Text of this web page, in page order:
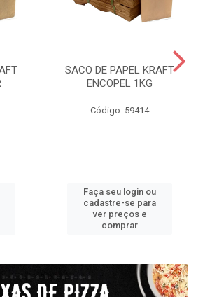
SACO DE PAPEL KRAFT
ENCOPEL 1KG
Código: 59414
Faça seu login ou
cadastre-se para
ver preços e
comprar